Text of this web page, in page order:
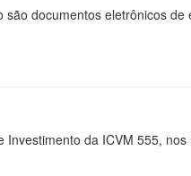
documentos eletrônicos de
da ICVM 555, nos